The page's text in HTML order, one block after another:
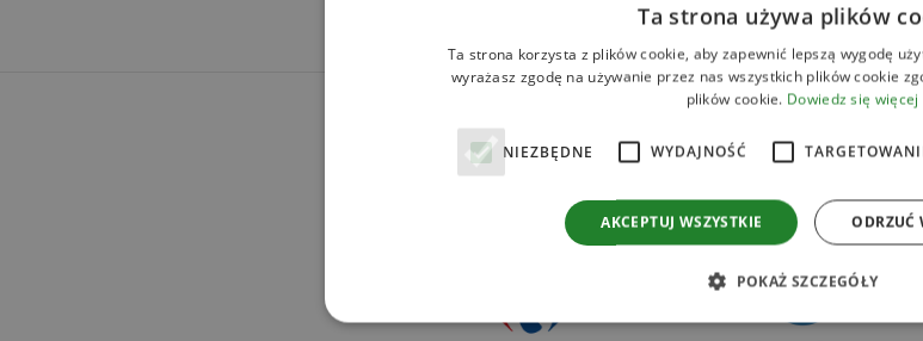
KTN – kwasy tłuszczowe nasycone
Zamów online
Ta strona używa plików
Ta strona korzysta z plików cookie, aby zapewnić lepszą wygodę
wyrażasz zgodę na używanie przez nas wszystkich plików cookie
plików cookie. Dowiedz się więcej
NIEZBĘDNE WYDAJNOŚĆ
AKCEPTUJ WSZYSTKIE ODRZUĆ
POKAŻ SZCZEGÓŁY